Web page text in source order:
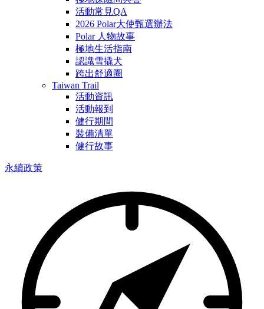
活動常見QA
2026 Polar大使甄選辦法
Polar 人物故事
極地生活指南
認識雪撬犬
跨出舒適圈
Taiwan Trail
活動資訊
活動報到
健行期間
裝備清單
健行故事
永續政策